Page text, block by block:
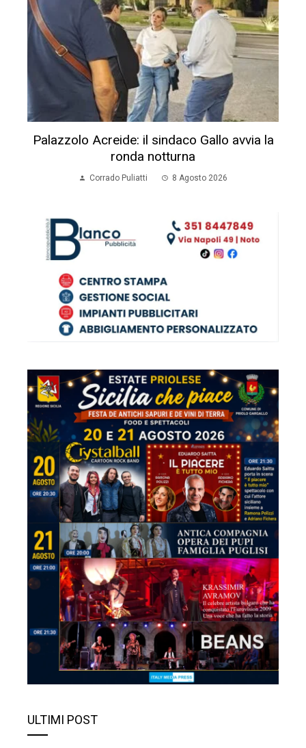
ULTIMI POST
Aeroporto Comiso, il
sindaco Gianni scrive a
Salvini e Schifani: “Diventi
subito il secondo pilastro
della Sicilia orientale”
Contrada Tivoli: il comitato
lancia il piano di rilancio